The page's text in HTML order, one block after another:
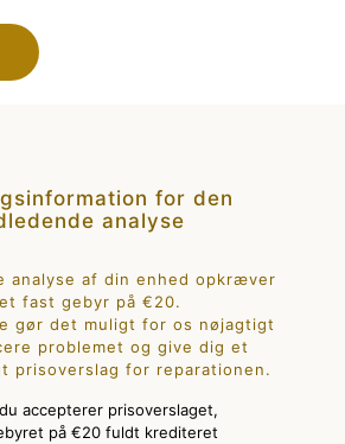
for den
analyse
analyse af din enhed opkræver
fast gebyr på €20.
gør det muligt for os nøjagtigt
problemet og give dig et
prisoverslag for reparationen.
accepterer prisoverslaget,
på €20 fuldt krediteret